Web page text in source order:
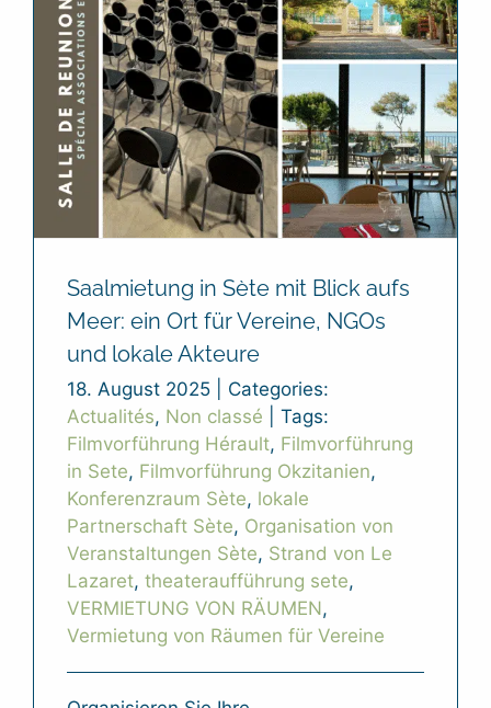
Saalmietung in Sète mit Blick aufs
Meer: ein Ort für Vereine, NGOs
und lokale Akteure
18. August 2025
Categories:
Actualités, Non classé
Tags:
Filmvorführung Hérault, Filmvorführung
in Sete, Filmvorführung Okzitanien,
Konferenzraum Sète, lokale
Partnerschaft Sète, Organisation von
Veranstaltungen Sète, Strand von Le
Lazaret, theateraufführung sete,
VERMIETUNG VON RÄUMEN,
Vermietung von Räumen für Vereine